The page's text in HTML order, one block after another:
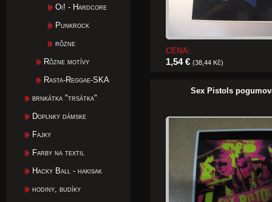
Oi! - Hardcore
Punkrock
rôzne
Rôzne motívy
Rasta-Reggae-SKA
brnkátka "trsátka"
Doplnky dámske
Fajky
Farby na textil
Hacky Ball - hakisak
hodiny, budíky
CENA:
1,54 € (38,44 Kč)
Sex Pistols